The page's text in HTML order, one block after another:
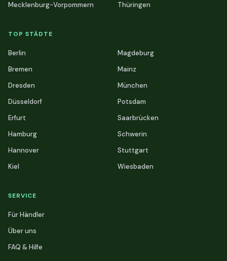
Mecklenburg-Vorpommern
Thüringen
TOP STÄDTE
Berlin
Bremen
Dresden
Düsseldorf
Erfurt
Hamburg
Hannover
Kiel
Magdeburg
Mainz
München
Potsdam
Saarbrücken
Schwerin
Stuttgart
Wiesbaden
SERVICE
Für Händler
Über uns
FAQ & Hilfe